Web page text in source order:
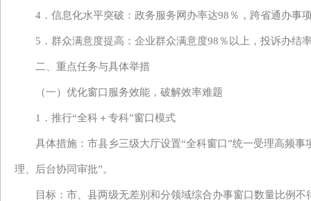
4．信息化水平突破：政务服务网办率达98％，跨省通办事
5．群众满意度提高 ：企业群众满意度98％以上，投诉办
二、重点任务与具体举措
（一）优化窗口服务效能，破解效率难题
1．推行“全科＋专科”窗口模式
具体措施：市县乡三级大厅设置“全科窗口”统一受理高频事
理、后台协同审批”。
目标： 市、县两级无差别和分领域综合办事窗口数量比例不